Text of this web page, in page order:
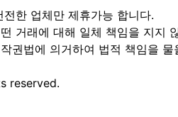
한 업체만 제휴가능 합니다.
거래에 대해 일체 책임을 지지
권법에 의거하여 법적 책임을 물
reserved.